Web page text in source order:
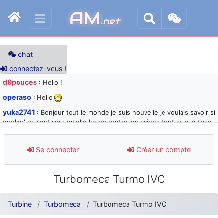
AM.net
chat
connectez-vous !
d9pouces : Hello !
operaso : Hello
yuka2741 : Bonjour tout le monde je suis nouvelle je voulais savoir si
quelqu'un c'est vers qu'elle heure rentre les avions tout sa a la base
d9pouces: désolé pour les quelques blocages du site ces derniers
jours : je teste des méthodes contre le spam et les bots trop nocifs
: Super, la nouvelle bannière
d9pouces
: je suis un avion@,._,+ > lesquels ? je ne suis pas sûr de
comprendre
Se connecter Créer un compte
Turbomeca Turmo IVC
Turbine Turbomeca Turbomeca Turmo IVC